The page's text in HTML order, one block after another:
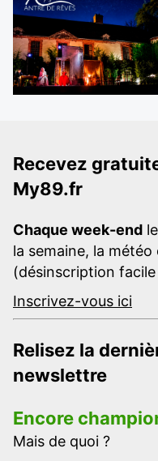
Recevez
My89.fr
Chaque week-end
la semaine, la
(désinscription
Inscrivez-vous ici
Relisez la
newslettre
Encore
Mais de quoi ?